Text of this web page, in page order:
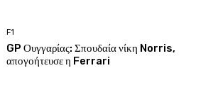
F1
GP Ουγγαρίας: Σπουδαία νίκη Norris,
απογοήτευσε η Ferrari